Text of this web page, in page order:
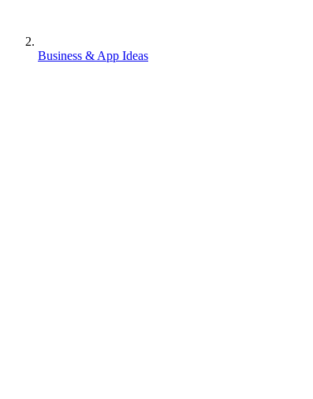
Business & App Ideas